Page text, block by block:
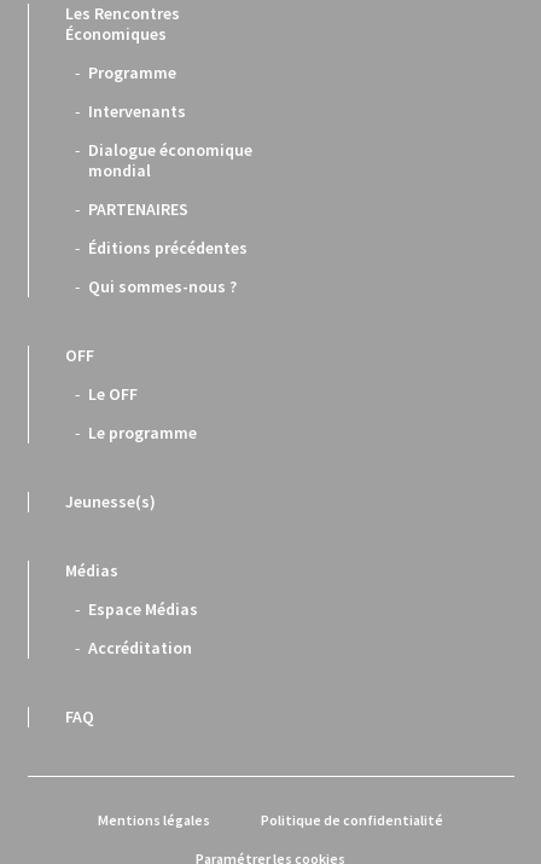
Les Rencontres
Économiques
Programme
Intervenants
Dialogue économique
mondial
PARTENAIRES
Éditions précédentes
Qui sommes-nous ?
OFF
Le OFF
Le programme
Jeunesse(s)
Médias
Espace Médias
Accréditation
FAQ
Mentions légales Politique de confidentialité
Paramétrer les cookies